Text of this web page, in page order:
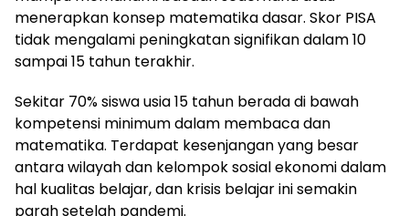
menerapkan konsep matematika dasar. Skor PISA
tidak mengalami peningkatan signifikan dalam 10
sampai 15 tahun terakhir.
Sekitar 70% siswa usia 15 tahun berada di bawah
kompetensi minimum dalam membaca dan
matematika. Terdapat kesenjangan yang besar
antara wilayah dan kelompok sosial ekonomi dalam
hal kualitas belajar, dan krisis belajar ini semakin
parah setelah pandemi.